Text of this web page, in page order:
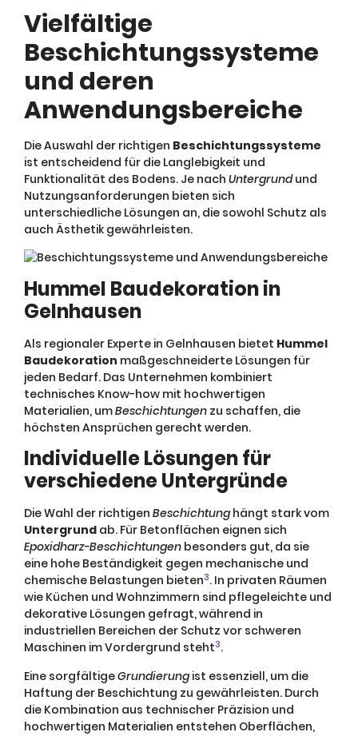
Vielfältige
Beschichtungssysteme
und deren
Anwendungsbereiche
Die Auswahl der richtigen Beschichtungssysteme
ist entscheidend für die Langlebigkeit und
Funktionalität des Bodens. Je nach Untergrundund
Nutzungsanforderungen bieten sich
unterschiedliche Lösungen an, die sowohl Schutz als
auch Ästhetik gewährleisten.
Hummel Baudekoration in
Gelnhausen
Als regionaler Experte in Gelnhausen bietet Hummel
Baudekoration maßgeschneiderte Lösungen für
jeden Bedarf. Das Unternehmen kombiniert
technisches Know-how mit hochwertigen
Materialien, umBeschichtungen zu schaffen, die
höchsten Ansprüchen gerecht werden.
Individuelle Lösungen für
verschiedene Untergründe
Die Wahl der richtigen Beschichtunghängt stark vom
Untergrund ab. Für Betonflächen eignen sich
Epoxidharz-Beschichtungen besonders gut, da sie
eine hohe Beständigkeit gegen mechanische und
chemische Belastungen bieten3. In privaten Räumen
wie Küchen und Wohnzimmern sind pflegeleichte und
dekorative Lösungen gefragt, während in
industriellen Bereichen der Schutz vor schweren
Maschinen im Vordergrund steht3.
Eine sorgfältigeGrundierungist essenziell, um die
Haftung der Beschichtung zu gewährleisten. Durch
die Kombination aus technischer Präzision und
hochwertigen Materialien entstehen Oberflächen,